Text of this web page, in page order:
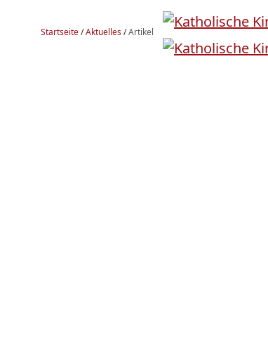
Startseite/Aktuelles/Artikel